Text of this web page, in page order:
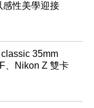
感性美學迎接
35mm
、Nikon Z 雙卡